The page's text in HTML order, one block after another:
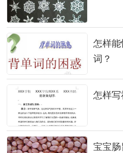
怎样
词？
怎样
宝宝